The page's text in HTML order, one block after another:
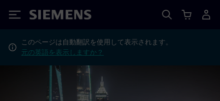
Siemens
このページは自動翻訳を使用して表示されます。
元の英語を表示しますか？